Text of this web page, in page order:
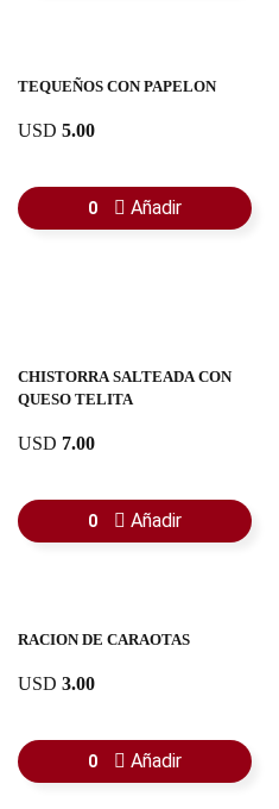
TEQUEÑOS CON PAPELON
USD 5.00
0 Añadir
CHISTORRA SALTEADA CON
QUESO TELITA
USD 7.00
0 Añadir
RACION DE CARAOTAS
USD 3.00
0 Añadir